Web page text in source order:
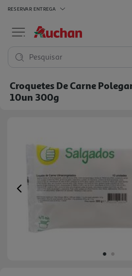
RESERVAR ENTREGA
Pesquisar
Croquetes De Carne
10un 300g
Previous